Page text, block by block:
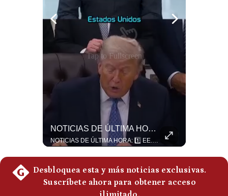
Condiciones
NOTICIAS DE ÚLTIMA HORA: EE.UU. Se Queda Sin Misiles En Medio Oriente